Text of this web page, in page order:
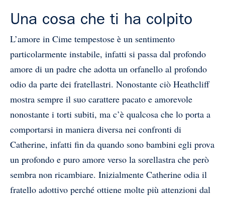
Una cosa che ti ha colpito
L’amore in Cime tempestose è un sentimento
particolarmente instabile, infatti si passa dal profondo
amore di un padre che adotta un orfanello al profondo
odio da parte dei fratellastri. Nonostante ciò Heathcliff
mostra sempre il suo carattere pacato e amorevole
nonostante i torti subiti, ma c’è qualcosa che lo porta a
comportarsi in maniera diversa nei confronti di
Catherine, infatti fin da quando sono bambini egli prova
un profondo e puro amore verso la sorellastra che però
sembra non ricambiare. Inizialmente Catherine odia il
fratello adottivo perché ottiene molte più attenzioni dal